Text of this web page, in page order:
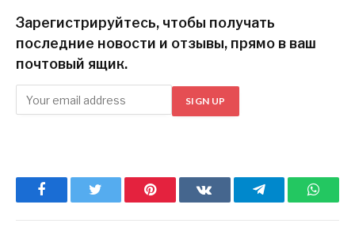
Зарегистрируйтесь, чтобы получать
последние новости и отзывы, прямо в ваш
почтовый ящик.
SIGN UP
Facebook Pinterest ВКонтактеTelegram